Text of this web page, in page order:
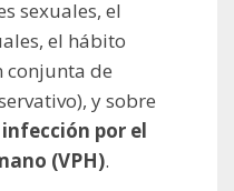
sexuales, el
el hábito
de
y sobre
infección por el
(VPH).